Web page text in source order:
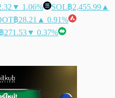
▼ 1.06% SOL฿2,455.99 ▲
฿28.21 ▲ 0.91%
฿271.53▼ 0.37%